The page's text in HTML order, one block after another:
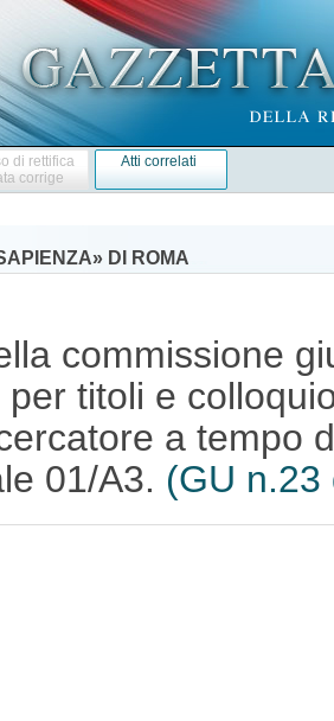
di rettifica
corrige
Atti correlati
DI ROMA
commissione
per titoli e
a tempo
01/A3. (GU n.23